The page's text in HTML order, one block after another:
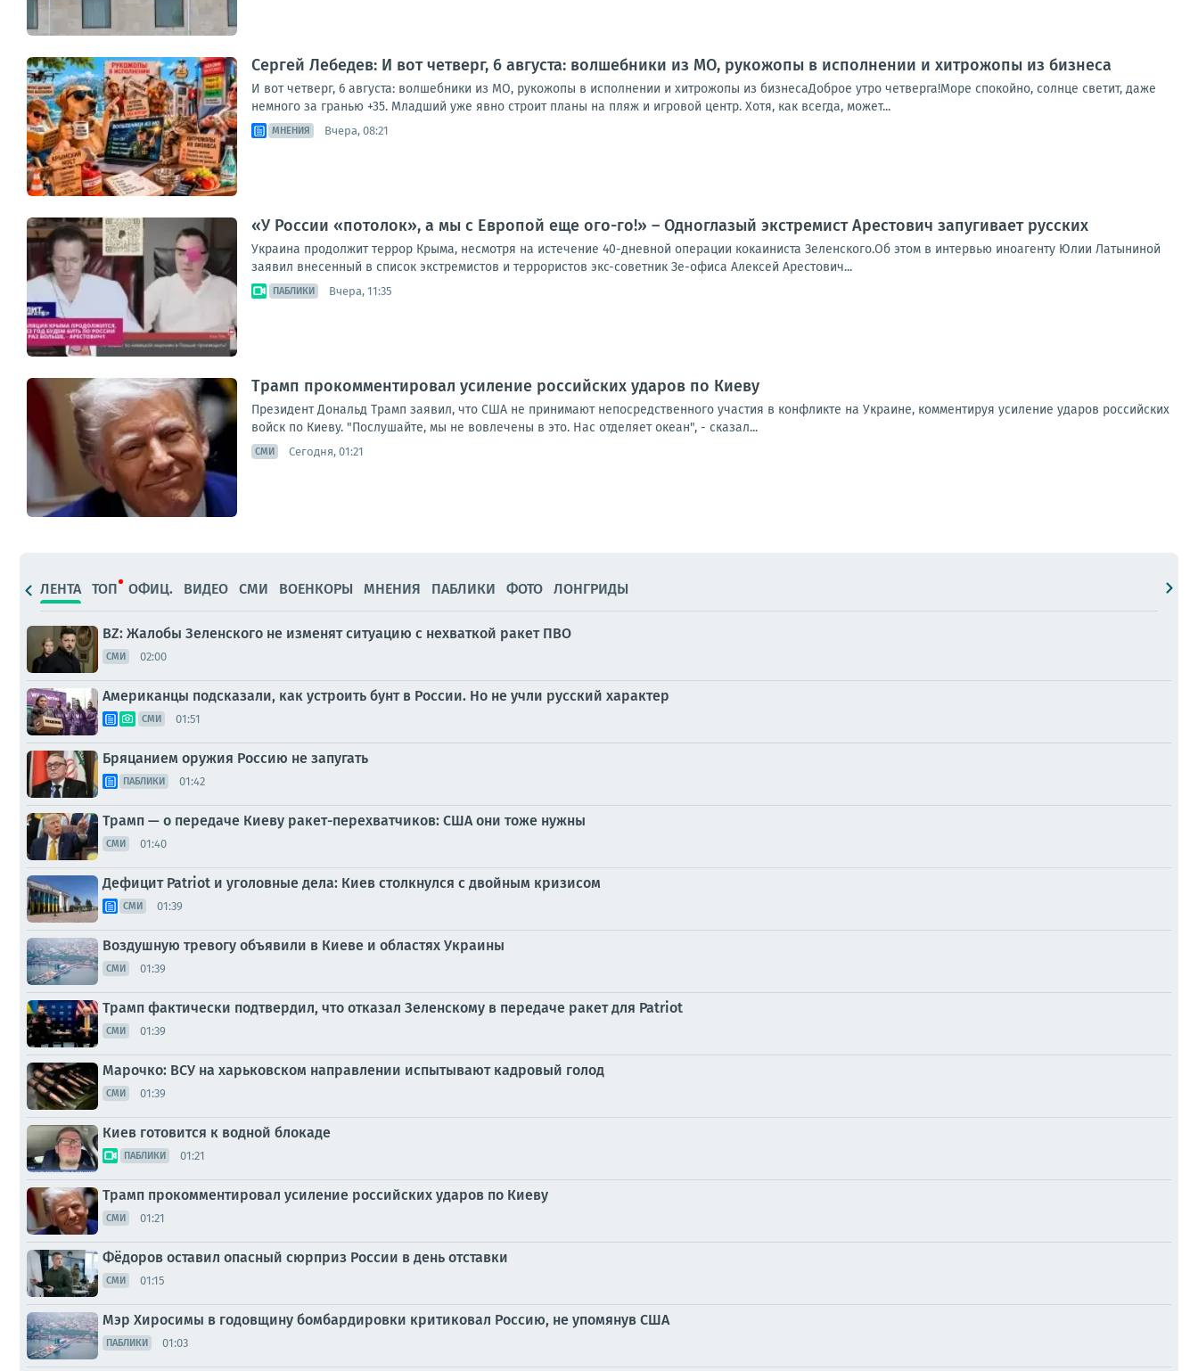
Сергей Лебедев: И вот четверг, 6 августа: волшебники из МО, рукожопы в исполнении и хитрожопы из бизнеса
И вот четверг, 6 августа: волшебники из МО, рукожопы в исполнении и хитрожопы из бизнесаДоброе утро четверга!Море спокойно, солнце светит, даже
немного за гранью +35. Младший уже явно строит планы на пляж и игровой центр. Хотя, как всегда, может...
МНЕНИЯ Вчера, 08:21
«У России «потолок», а мы с Европой еще ого-го!» – Одноглазый экстремист Арестович запугивает русских
Украина продолжит террор Крыма, несмотря на истечение 40-дневной операции кокаиниста Зеленского.Об этом в интервью иноагенту Юлии Латыниной
заявил внесенный в список экстремистов и террористов экс-советник Зе-офиса Алексей Арестович...
ПАБЛИКИ Вчера, 11:35
Трамп прокомментировал усиление российских ударов по Киеву
Президент Дональд Трамп заявил, что США не принимают непосредственного участия в конфликте на Украине, комментируя усиление ударов российских
войск по Киеву. "Послушайте, мы не вовлечены в это. Нас отделяет океан", - сказал...
СМИ Сегодня, 01:21
ЛЕНТА ТОП ОФИЦ. ВИДЕО СМИ ВОЕНКОРЫ МНЕНИЯ ПАБЛИКИ ФОТО ЛОНГРИДЫ
BZ: Жалобы Зеленского не изменят ситуацию с нехваткой ракет ПВО
СМИ 02:00
Американцы подсказали, как устроить бунт в России. Но не учли русский характер
СМИ 01:51
Бряцанием оружия Россию не запугать
ПАБЛИКИ 01:42
Трамп — о передаче Киеву ракет-перехватчиков: США они тоже нужны
СМИ 01:40
Дефицит Patriot и уголовные дела: Киев столкнулся с двойным кризисом
СМИ 01:39
Воздушную тревогу объявили в Киеве и областях Украины
СМИ 01:39
Трамп фактически подтвердил, что отказал Зеленскому в передаче ракет для Patriot
СМИ 01:39
Марочко: ВСУ на харьковском направлении испытывают кадровый голод
СМИ 01:39
Киев готовится к водной блокаде
ПАБЛИКИ 01:21
Трамп прокомментировал усиление российских ударов по Киеву
СМИ 01:21
Фёдоров оставил опасный сюрприз России в день отставки
СМИ 01:15
Мэр Хиросимы в годовщину бомбардировки критиковал Россию, не упомянув США
ПАБЛИКИ 01:03